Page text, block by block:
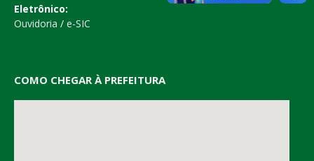
Eletrônico:
Ouvidoria / e-SIC
COMO CHEGAR À PREFEITURA